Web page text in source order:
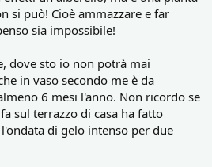
si può! Cioè ammazzare e far
sia impossibile!
dove sto io non potrà mai
in vaso secondo me è da
6 mesi l'anno. Non ricordo se
sul terrazzo di casa ha fatto
l'ondata di gelo intenso per due